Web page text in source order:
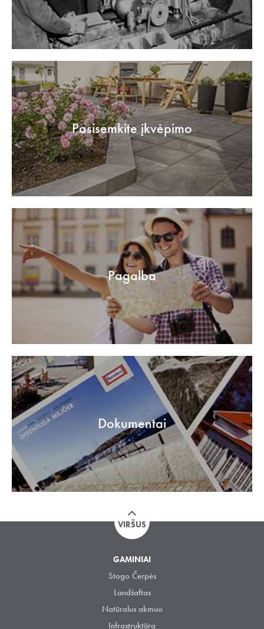
Pasisemkite įkvėpimo
Pagalba
Dokumentai
VIRŠUS
GAMINIAI
Stogo Čerpės
Landšaftas
Natūralus akmuo
Infrastruktūra